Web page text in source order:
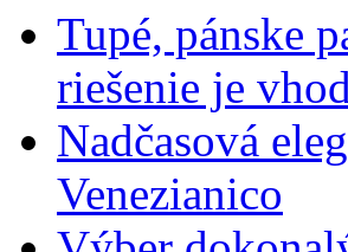
Tupé, pánske
riešenie je
Nadčasová
Venezianico